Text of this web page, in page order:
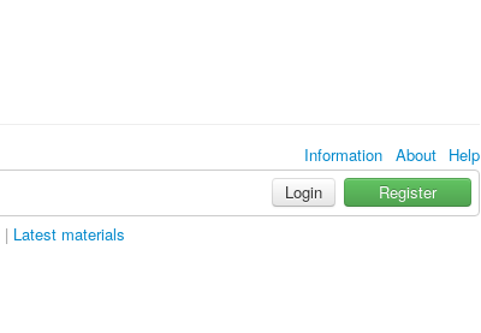
Information About
Help
Login
Register
| Latest materials